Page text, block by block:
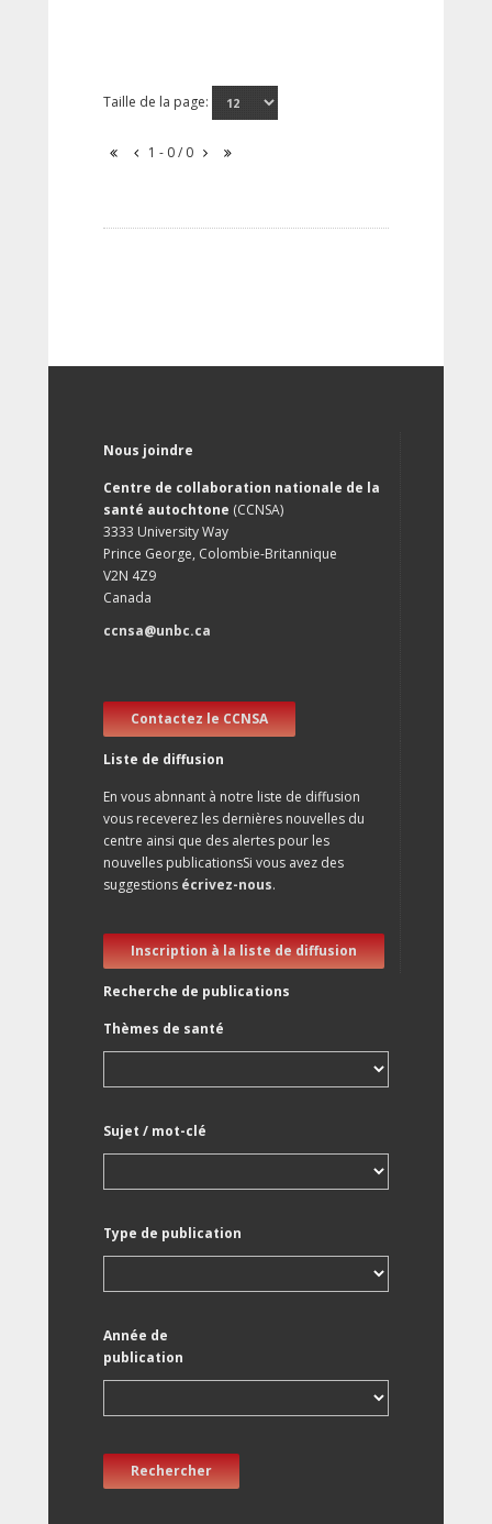
Taille de la page:
1 - 0 / 0
Nous joindre
Centre de collaboration nationale de la
santé autochtone (CCNSA)
3333 University Way
Prince George, Colombie-Britannique
V2N 4Z9
Canada
ccnsa@unbc.ca
Contactez le CCNSA
Liste de diffusion
En vous abnnant à notre liste de diffusion
vous receverez les dernières nouvelles du
centre ainsi que des alertes pour les
nouvelles publicationsSi vous avez des
suggestions écrivez-nous.
Inscription à la liste de diffusion
Recherche de publications
Thèmes de santé
Sujet / mot-clé
Type de publication
Année de
publication
Rechercher